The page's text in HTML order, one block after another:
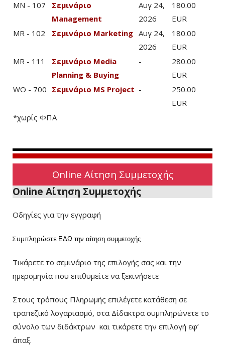
MN - 107
Σεμινάριο
Management
Αυγ 24,
2026
180.00
EUR
MR - 102
Σεμινάριο Marketing Αυγ 24,
2026
180.00
EUR
MR - 111
Σεμινάριο Media
Planning & Buying
-
280.00
EUR
WO - 700 Σεμινάριο MS Project -
250.00
EUR
*χωρίς ΦΠΑ
Online Αίτηση Συμμετοχής
Online Αίτηση Συμμετοχής
Οδηγίες για την εγγραφή
Συμπληρώστε ΕΔΩ την αίτηση συμμετοχής
Τικάρετε το σεμινάριο της επιλογής σας και την
ημερομηνία που επιθυμείτε να ξεκινήσετε
Στους τρόπους Πληρωμής επιλέγετε κατάθεση σε
τραπεζικό λογαριασμό, στα Δίδακτρα συμπληρώνετε το
σύνολο των διδάκτρων και τικάρετε την επιλογή εφ’
άπαξ.